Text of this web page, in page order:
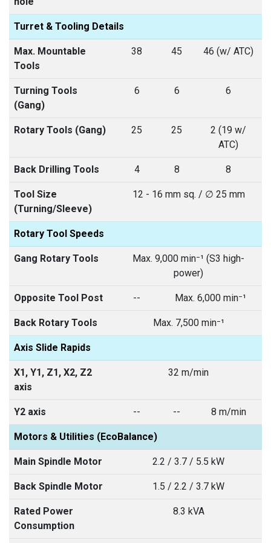
Turret & Tooling Details
Max. Mountable
Tools
38 45 46 (w/ ATC)
Turning Tools
(Gang)
6 6 6
Rotary Tools (Gang) 25 25
2 (19 w/
ATC)
Back Drilling Tools 4 8 8
Tool Size
(Turning/Sleeve)
12 - 16 mm sq. / ∅ 25 mm
Rotary Tool Speeds
Gang Rotary Tools
Max. 9,000 min⁻¹ (S3 high-
power)
Opposite Tool Post -- Max. 6,000 min⁻¹
Back Rotary Tools Max. 7,500 min⁻¹
Axis Slide Rapids
X1, Y1, Z1, X2, Z2
axis
32 m/min
Y2 axis -- -- 8 m/min
Motors & Utilities (EcoBalance)
Main Spindle Motor 2.2 / 3.7 / 5.5 kW
Back Spindle Motor 1.5 / 2.2 / 3.7 kW
Rated Power
Consumption
8.3 kVA